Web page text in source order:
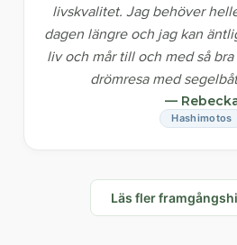
livskvalitet. Jag behöver
dagen längre och jag kan
liv och mår till och med så
drömresa med
—
Hashimotos
Läs fler